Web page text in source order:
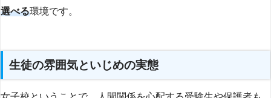
選べる環境です。
生徒の雰囲気といじめの実態